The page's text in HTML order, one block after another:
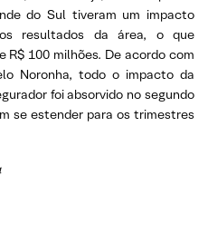
do Sul tiveram um impacto
resultados da área, o que
R$ 100 milhões. De acordo com
Noronha, todo o impacto da
foi absorvido no segundo
se estender para os trimestres